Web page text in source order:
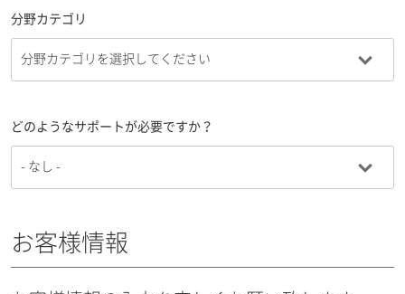
分野カテゴリ
どのようなサポートが必要ですか？
お客様情報